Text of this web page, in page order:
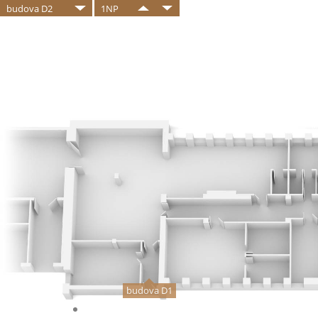
budova D2 1NP
budova D1